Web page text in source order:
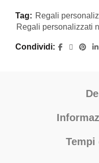
Tag: Regali
Regali personalizzati
Condividi
Tempi